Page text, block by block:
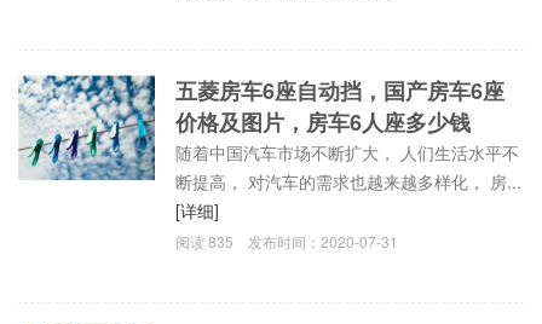
五菱房车6座自动挡，国产房车6座
价格及图片，房车6人座多少钱
随着中国汽车市场不断扩大， 人们生活水平不
断提高， 对汽车的需求也越来越多样化， 房...
[详细]
阅读835 发布时间：2020-07-31